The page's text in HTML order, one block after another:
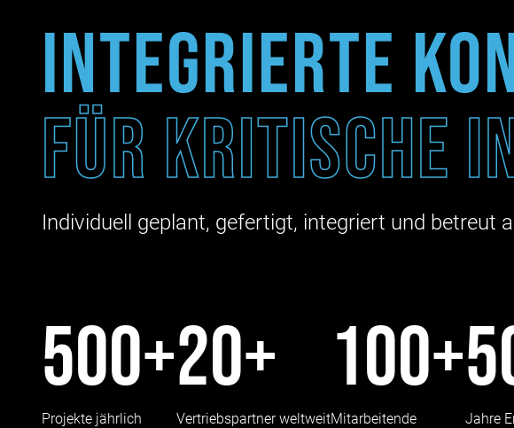
Integrierte
Für kritische
Individuell geplant, gefertigt, integriert und betreut
500+
Projekte jährlich
20+
Vertriebspartner weltweit
100+
Mitarbeitende Jahre